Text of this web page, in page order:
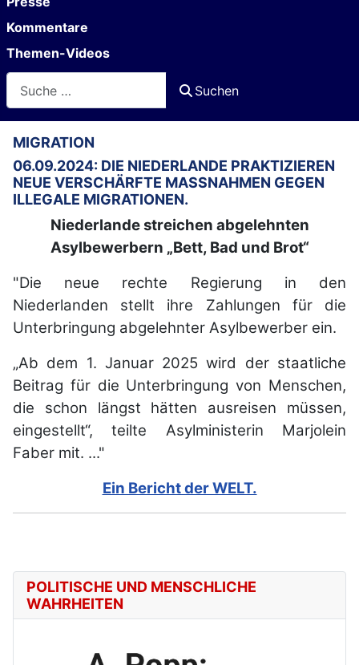
Kommentare
Themen-Videos
Suchen
MIGRATION
06.09.2024: DIE NIEDERLANDE PRAKTIZIEREN
NEUE VERSCHÄRFTE MASSNAHMEN GEGEN I
LLEGALE MIGRATIONEN.
Niederlande streichen abgelehnten
Asylbewerbern „Bett, Bad und Brot“
"Die neue rechte Regierung in den
Niederlanden stellt ihre Zahlungen für die
Unterbringung abgelehnter Asylbewerber ein.
„Ab dem 1. Januar 2025 wird der staatliche
Beitrag für die Unterbringung von Menschen,
die schon längst hätten ausreisen müssen,
eingestellt“, teilte Asylministerin Marjolein
Faber mit. ..."
Ein Bericht der WELT.
POLITISCHE UND MENSCHLICHE
WAHRHEITEN